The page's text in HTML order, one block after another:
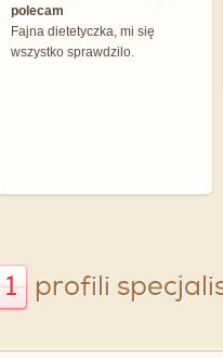
polecam
Fajna dietetyczka, mi się
wszystko sprawdzilo.
1 profili